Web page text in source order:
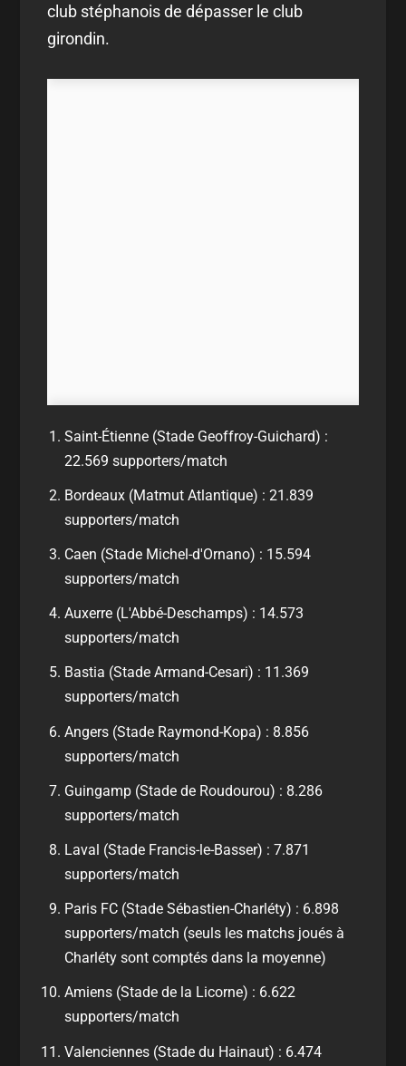
club stéphanois de dépasser le club
girondin.
Saint-Étienne (Stade Geoffroy-Guichard) :
22.569 supporters/match
Bordeaux (Matmut Atlantique) : 21.839
supporters/match
Caen (Stade Michel-d'Ornano) : 15.594
supporters/match
Auxerre (L'Abbé-Deschamps) : 14.573
supporters/match
Bastia (Stade Armand-Cesari) : 11.369
supporters/match
Angers (Stade Raymond-Kopa) : 8.856
supporters/match
Guingamp (Stade de Roudourou) : 8.286
supporters/match
Laval (Stade Francis-le-Basser) : 7.871
supporters/match
Paris FC (Stade Sébastien-Charléty) : 6.898
supporters/match (seuls les matchs joués à
Charléty sont comptés dans la moyenne)
Amiens (Stade de la Licorne) : 6.622
supporters/match
Valenciennes (Stade du Hainaut) : 6.474